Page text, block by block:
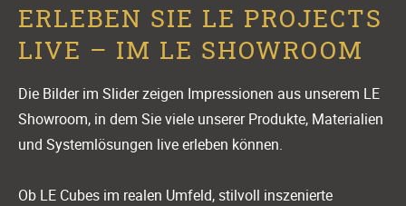
ERLEBEN SIE LE PROJECTS
LIVE – IM LE SHOWROOM
Die Bilder im Slider zeigen Impressionen aus unserem LE
Showroom, in dem Sie viele unserer Produkte, Materialien
und Systemlösungen live erleben können.
Ob LE Cubes im realen Umfeld, stilvoll inszenierte